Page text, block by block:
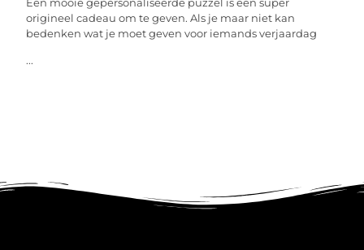
origineel cadeau om te geven. Als je maar niet kan
bedenken wat je moet geven voor iemands verjaardag
...